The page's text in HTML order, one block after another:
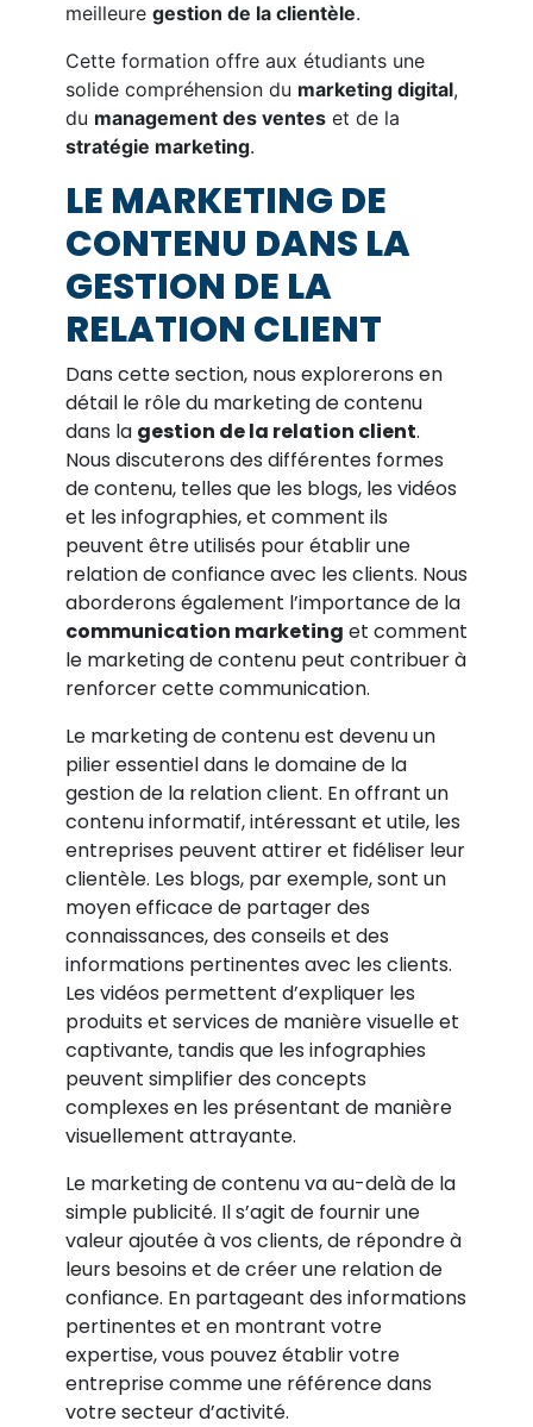
meilleure gestion de la clientèle.
Cette formation offre aux étudiants une
solide compréhension du marketing digital,
du management des ventes et de la
stratégie marketing.
LE MARKETING DE
CONTENU DANS LA
GESTION DE LA
RELATION CLIENT
Dans cette section, nous explorerons en
détail le rôle du marketing de contenu
dans la gestion de la relation client.
Nous discuterons des différentes formes
de contenu, telles que les blogs, les vidéos
et les infographies, et comment ils
peuvent être utilisés pour établir une
relation de confiance avec les clients. Nous
aborderons également l’importance de la
communication marketing et comment
le marketing de contenu peut contribuer à
renforcer cette communication.
Le marketing de contenu est devenu un
pilier essentiel dans le domaine de la
gestion de la relation client. En offrant un
contenu informatif, intéressant et utile, les
entreprises peuvent attirer et fidéliser leur
clientèle. Les blogs, par exemple, sont un
moyen efficace de partager des
connaissances, des conseils et des
informations pertinentes avec les clients.
Les vidéos permettent d’expliquer les
produits et services de manière visuelle et
captivante, tandis que les infographies
peuvent simplifier des concepts
complexes en les présentant de manière
visuellement attrayante.
Le marketing de contenu va au-delà de la
simple publicité. Il s’agit de fournir une
valeur ajoutée à vos clients, de répondre à
leurs besoins et de créer une relation de
confiance. En partageant des informations
pertinentes et en montrant votre
expertise, vous pouvez établir votre
entreprise comme une référence dans
votre secteur d’activité.